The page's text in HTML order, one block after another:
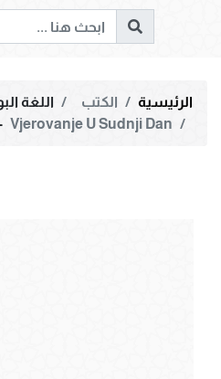
الرئيسية الكتب
اللغة
Vjerovanje U Sudnji Dan